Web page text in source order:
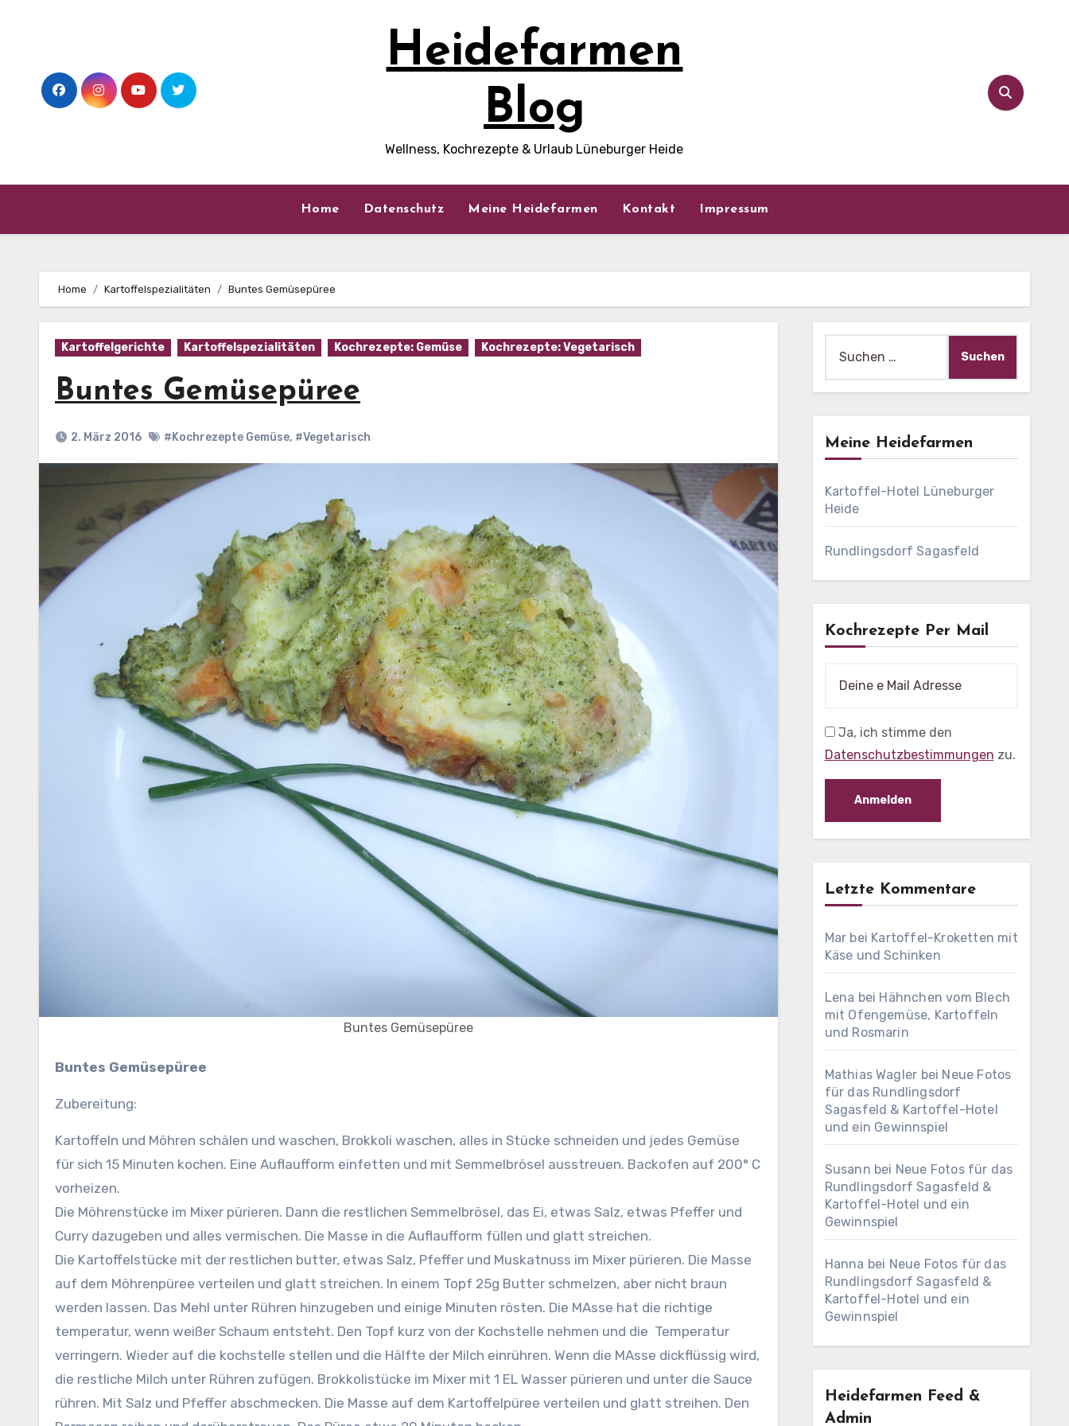
Heidefarmen
Blog
Wellness, Kochrezepte & Urlaub Lüneburger Heide
Home Datenschutz Meine Heidefarmen Kontakt Impressum
Home Kartoffelspezialitäten Buntes Gemüsepüree
Kartoffelgerichte Kartoffelspezialitäten Kochrezepte: Gemüse Kochrezepte: Vegetarisch
Buntes Gemüsepüree
2. März 2016 #Kochrezepte Gemüse, #Vegetarisch
Buntes Gemüsepüree
Buntes Gemüsepüree
Zubereitung:
Kartoffeln und Möhren schälen und waschen, Brokkoli waschen, alles in Stücke schneiden und jedes Gemüse
für sich 15 Minuten kochen. Eine Auflaufform einfetten und mit Semmelbrösel ausstreuen. Backofen auf 200° C
vorheizen.
Die Möhrenstücke im Mixer pürieren. Dann die restlichen Semmelbrösel, das Ei, etwas Salz, etwas Pfeffer und
Curry dazugeben und alles vermischen. Die Masse in die Auflaufform füllen und glatt streichen.
Die Kartoffelstücke mit der restlichen butter, etwas Salz, Pfeffer und Muskatnuss im Mixer pürieren. Die Masse
auf dem Möhrenpüree verteilen und glatt streichen. In einem Topf 25g Butter schmelzen, aber nicht braun
werden lassen. Das Mehl unter Rühren hinzugeben und einige Minuten rösten. Die MAsse hat die richtige
temperatur, wenn weißer Schaum entsteht. Den Topf kurz von der Kochstelle nehmen und die Temperatur
verringern. Wieder auf die kochstelle stellen und die Hälfte der Milch einrühren. Wenn die MAsse dickflüssig wird,
die restliche Milch unter Rühren zufügen. Brokkolistücke im Mixer mit 1 EL Wasser pürieren und unter die Sauce
rühren. Mit Salz und Pfeffer abschmecken. Die Masse auf dem Kartoffelpüree verteilen und glatt streihen. Den
nach:
Meine Heidefarmen
Kartoffel-Hotel Lüneburger
Heide
Rundlingsdorf Sagasfeld
Kochrezepte Per Mail
Ja, ich stimme den
Datenschutzbestimmungen zu.
Letzte Kommentare
Mar bei Kartoffel-Kroketten mit
Käse und Schinken
Lena bei Hähnchen vom Blech
mit Ofengemüse, Kartoffeln
und Rosmarin
Mathias Wagler bei Neue Fotos
für das Rundlingsdorf
Sagasfeld & Kartoffel-Hotel
und ein Gewinnspiel
Susann bei Neue Fotos für das
Rundlingsdorf Sagasfeld &
Kartoffel-Hotel und ein
Gewinnspiel
Hanna bei Neue Fotos für das
Rundlingsdorf Sagasfeld &
Kartoffel-Hotel und ein
Gewinnspiel
Heidefarmen Feed &
Admin